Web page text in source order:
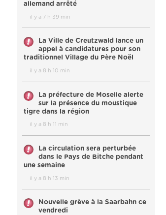
allemand arrêté
il y a 7 h 39 min
La Ville de Creutzwald lance un
appel à candidatures pour son
traditionnel Village du Père Noël
il y a 8 h 10 min
La préfecture de Moselle alerte
sur la présence du moustique
tigre dans la région
il y a 8 h 11 min
La circulation sera perturbée
dans le Pays de Bitche pendant
une semaine
il y a 8 h 13 min
Nouvelle grève à la Saarbahn ce
vendredi